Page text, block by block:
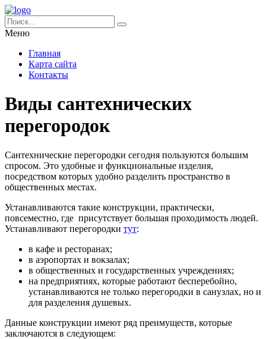
Меню
Главная
Карта сайта
Контакты
Виды сантехнических
перегородок
Сантехнические перегородки сегодня пользуются большим
спросом. Это удобные и функциональные изделия,
посредством которых удобно разделить пространство в
общественных местах.
Устанавливаются такие конструкции, практически,
повсеместно, где присутствует большая проходимость людей.
Устанавливают перегородки тут:
в кафе и ресторанах;
в аэропортах и вокзалах;
в общественных и государственных учреждениях;
на предприятиях, которые работают бесперебойно,
устанавливаются не только перегородки в санузлах, но и
для разделения душевых.
Данные конструкции имеют ряд преимуществ, которые
заключаются в следующем: